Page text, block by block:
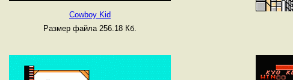
Cowboy Kid
Размер файла 256.18 Кб.